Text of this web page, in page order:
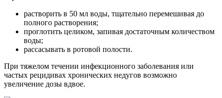
растворить в 50 мл воды, тщательно перемешивая до
полного растворения;
проглотить целиком, запивая достаточным количеством
воды;
рассасывать в ротовой полости.
При тяжелом течении инфекционного заболевания или
частых рецидивах хронических недугов возможно
увеличение дозы вдвое.